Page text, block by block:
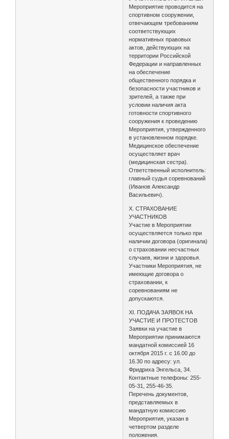
Мероприятие проводится на
спортивном сооружении,
отвечающем требованиям
соответствующих
нормативных правовых
актов, действующих на
территории Российской
Федерации и направленных
на обеспечение
общественного порядка и
безопасности участников и
зрителей, а также при
условии наличия акта
готовности спортивного
сооружения к проведению
Мероприятия, утвержденного
в установленном порядке.
Медицинское обеспечение
осуществляет врач
(медицинская сестра).
Ответственный исполнитель:
главный судья соревнований
(Иванов Александр
Васильевич).
X. СТРАХОВАНИЕ
УЧАСТНИКОВ
Участие в Мероприятии
осуществляется только при
наличии договора (оригинала)
о страховании несчастных
случаев, жизни и здоровья.
Участники Мероприятия, не
имеющие договора о
страховании, к
соревнованиям не
допускаются.
XI. ПОДАЧА ЗАЯВОК НА
УЧАСТИЕ И ПРОТЕСТОВ
Заявки на участие в
Мероприятии принимаются
мандатной комиссией 16
октября 2015 г. с 16.00 до
16.30 по адресу: ул.
Фридриха Энгельса, 34.
Контактные телефоны: 255-
05-31, 255-46-35.
Перечень документов,
представляемых в
мандатную комиссию
Мероприятия, указан в
четвертом разделе
положения.